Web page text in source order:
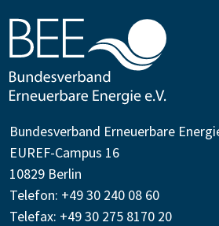
Bundesverband Erneuerbare
EUREF-Campus 16
10829 Berlin
Telefon: +49 30 240 08 60
Telefax: +49 30 275 8170 20